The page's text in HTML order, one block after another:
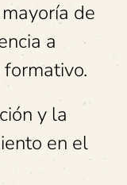
de
a
y la
en el